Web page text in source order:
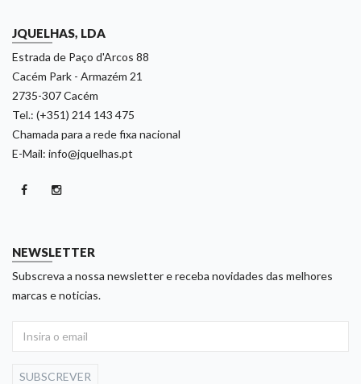
JQUELHAS, LDA
Estrada de Paço d'Arcos 88
Cacém Park - Armazém 21
2735-307 Cacém
Tel.: (+351) 214 143 475
Chamada para a rede fixa nacional
E-Mail: info@jquelhas.pt
NEWSLETTER
Subscreva a nossa newsletter e receba novidades das melhores
marcas e noticias.
SUBSCREVER